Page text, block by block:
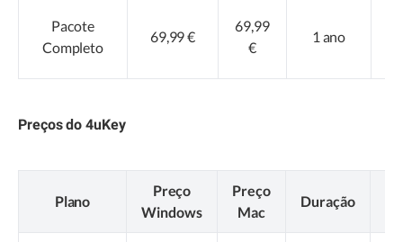
Pacote
Completo
69,99 €
69,99
€
1 ano
Preços do 4uKey
Plano
Preço
Windows
Preço
Mac
Duração